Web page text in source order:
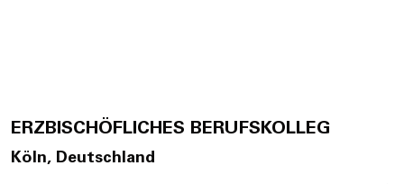
ERZBISCHÖFLICHES BERUFSKOLLEG
Köln, Deutschland